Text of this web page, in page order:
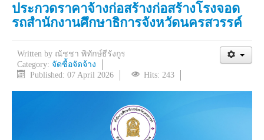
ประกวดราคาจ้างก่อสร้างก่อสร้างโรงจอด
รถสำนักงานศึกษาธิการจังหวัดนครสวรรค์
Written by ณัชชา พิทักษ์ธีรังกูร
Category: จัดซื้อจัดจ้าง
Published: 07 April 2026
Hits: 243